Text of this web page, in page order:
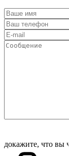
докажите, что вы